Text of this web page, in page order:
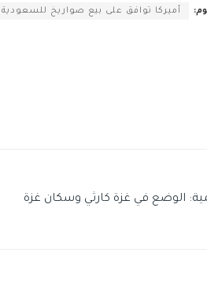
أميركا توافق على بيع صواريخ للسعودية بقيمة
الوضع في غزة كارثي وسكان غزة